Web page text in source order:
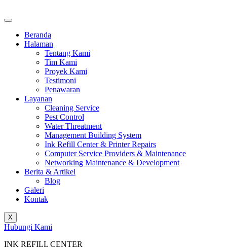
Beranda
Halaman
Tentang Kami
Tim Kami
Proyek Kami
Testimoni
Penawaran
Layanan
Cleaning Service
Pest Control
Water Threatment
Management Building System
Ink Refill Center & Printer Repairs
Computer Service Providers & Maintenance
Networking Maintenance & Development
Berita & Artikel
Blog
Galeri
Kontak
X
Hubungi Kami
INK REFILL CENTER